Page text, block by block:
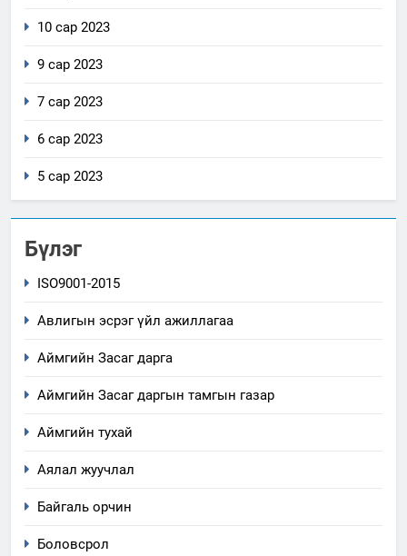
10 сар 2023
9 сар 2023
7 сар 2023
6 сар 2023
5 сар 2023
Бүлэг
ISO9001-2015
Авлигын эсрэг үйл ажиллагаа
Аймгийн Засаг дарга
Аймгийн Засаг даргын тамгын газар
Аймгийн тухай
Аялал жуучлал
Байгаль орчин
Боловсрол